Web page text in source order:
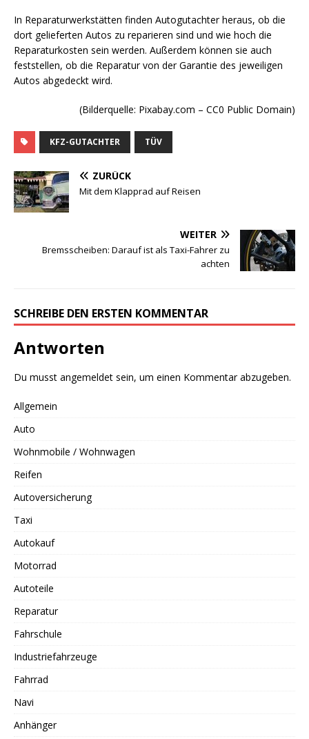
In Reparaturwerkstätten finden Autogutachter heraus, ob die
dort gelieferten Autos zu reparieren sind und wie hoch die
Reparaturkosten sein werden. Außerdem können sie auch
feststellen, ob die Reparatur von der Garantie des jeweiligen
Autos abgedeckt wird.
(Bilderquelle: Pixabay.com – CC0 Public Domain)
KFZ-GUTACHTER TÜV
ZURÜCK
Mit dem Klapprad auf Reisen
WEITER
Bremsscheiben: Darauf ist als Taxi-Fahrer zu
achten
SCHREIBE DEN ERSTEN KOMMENTAR
Antworten
Du musst angemeldet sein, um einen Kommentar abzugeben.
Allgemein
Auto
Wohnmobile / Wohnwagen
Reifen
Autoversicherung
Taxi
Autokauf
Motorrad
Autoteile
Reparatur
Fahrschule
Industriefahrzeuge
Fahrrad
Navi
Anhänger